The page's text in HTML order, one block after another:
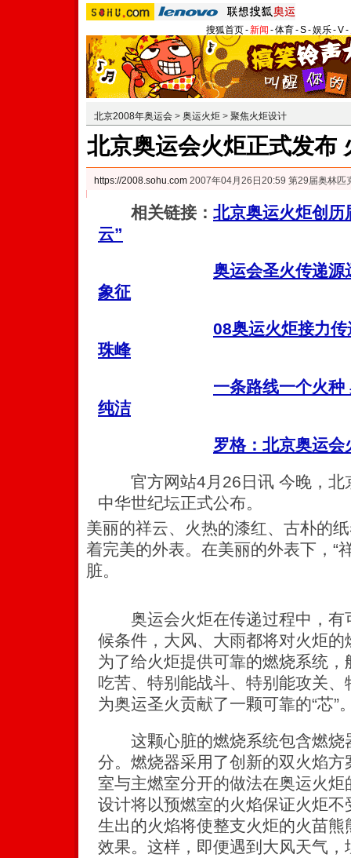
搜狐首页-新闻 -体育-S-娱乐-V-
北京2008年奥运会 > 奥运火炬 > 聚焦火炬设计
北京奥运会火炬正式发布
https://2008.sohu.com 2007年04月26日20:59 第29届奥林匹
相关链接： 北京奥运火炬创历
云”
奥运会圣火传递源
象征
08奥运火炬接力
珠峰
一条路线一个火
纯洁
罗格：北京奥运会
官方网站4月26日讯 今晚，北
中华世纪坛正式公布。
美丽的祥云、火热的漆红、古朴的
着完美的外表。在美丽的外表下，“
脏。
奥运会火炬在传递过程中，有
候条件，大风、大雨都将对火炬
为了给火炬提供可靠的燃烧系统，
吃苦、特别能战斗、特别能攻关、
为奥运圣火贡献了一颗可靠的“芯”
这颗心脏的燃烧系统包含燃烧
分。燃烧器采用了创新的双火焰
室与主燃室分开的做法在奥运火
设计将以预燃室的火焰保证火炬
生出的火焰将使整支火炬的火苗
效果。这样，即便遇到大风天气